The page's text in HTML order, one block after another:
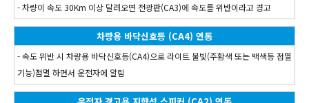
- 차량이 속도 30Km 이상 달려오면 전광판(CA3)에 속도를 위반이라고 경고
차량용 바닥신호등 (CA4) 연동
- 속도 위반 시 차량용 바닥신호등(CA4)으로 라이트 불빛(주황색 또는 백색등 점멸
기능)점멸 하면서 운전자에 알림